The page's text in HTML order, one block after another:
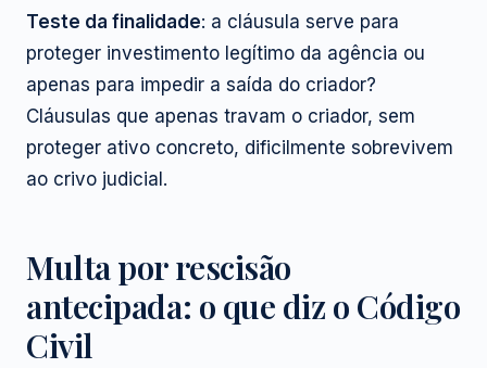
Teste da finalidade: a cláusula serve para
proteger investimento legítimo da agência ou
apenas para impedir a saída do criador?
Cláusulas que apenas travam o criador, sem
proteger ativo concreto, dificilmente sobrevivem
ao crivo judicial.
Multa por rescisão
antecipada: o que diz o Código
Civil